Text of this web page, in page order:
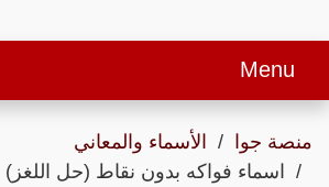
Menu
منصة جوا
الأسماء والمعاني
اسماء فواكه بدون نقاط (حل اللغز)